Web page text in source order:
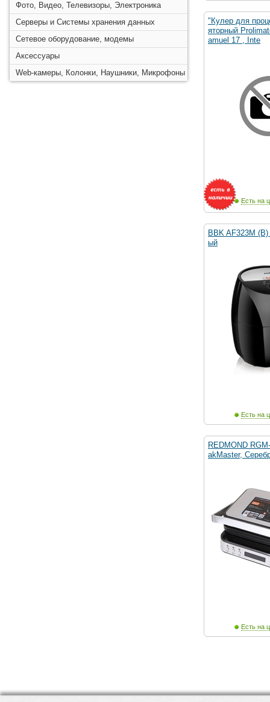
Фото, Видео, Телевизоры, Электроника
Серверы и Системы хранения данных
Сетевое оборудование, модемы
Аксессуары
Web-камеры, Колонки, Наушники, Микрофоны
"Кулер для
яторный
amuel 17 , Inte
Есть на
BBK AF323M
ый
Есть на
REDMOND
akMaster,
Есть на